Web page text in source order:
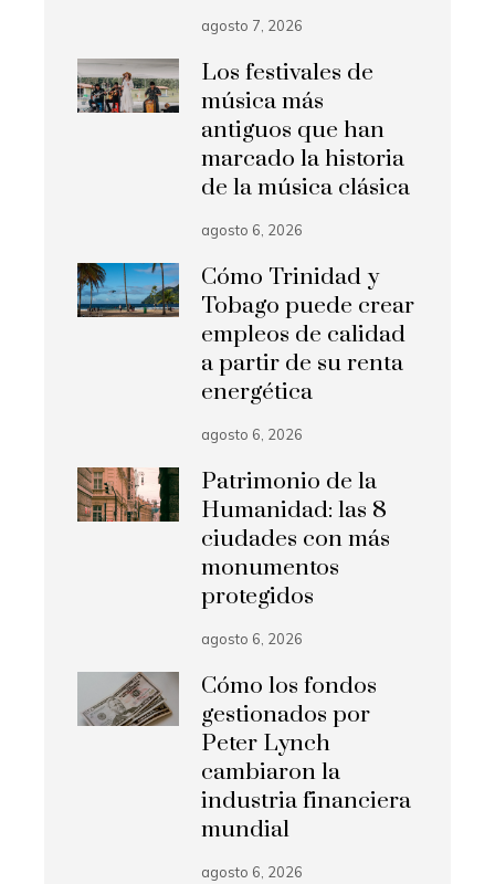
agosto 7, 2026
Los festivales de
música más
antiguos que han
marcado la historia
de la música clásica
agosto 6, 2026
Cómo Trinidad y
Tobago puede crear
empleos de calidad
a partir de su renta
energética
agosto 6, 2026
Patrimonio de la
Humanidad: las 8
ciudades con más
monumentos
protegidos
agosto 6, 2026
Cómo los fondos
gestionados por
Peter Lynch
cambiaron la
industria financiera
mundial
agosto 6, 2026